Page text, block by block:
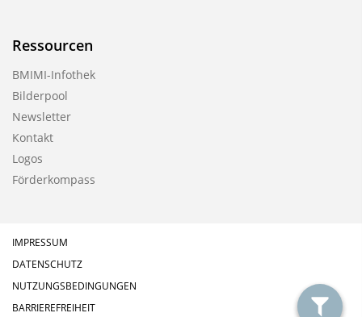
Ressourcen
BMIMI-Infothek
Bilderpool
Newsletter
Kontakt
Logos
Förderkompass
IMPRESSUM
DATENSCHUTZ
NUTZUNGSBEDINGUNGEN
BARRIEREFREIHEIT